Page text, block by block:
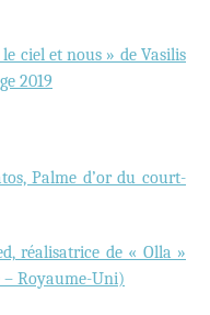
ciel et nous » de Vasilis
2019
Palme d’or du court-
réalisatrice de « Olla »
– Royaume-Uni)